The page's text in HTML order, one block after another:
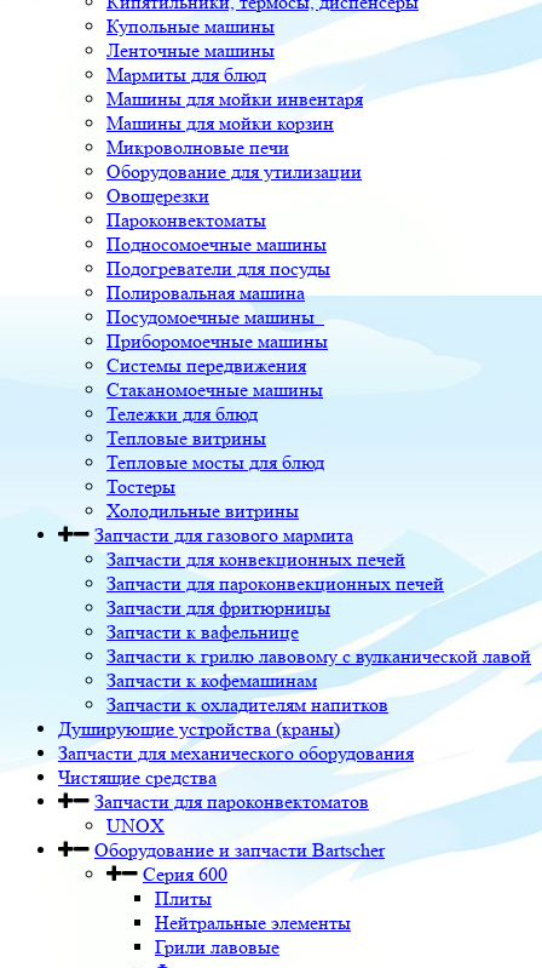
Купольные машины
Ленточные машины
Мармиты для блюд
Машины для мойки инвентаря
Машины для мойки корзин
Микроволновые печи
Оборудование для утилизации
Овощерезки
Пароконвектоматы
Подносомоечные машины
Подогреватели для посуды
Полировальная машина
Посудомоечные машины
Приборомоечные машины
Системы передвижения
Стаканомоечные машины
Тележки для блюд
Тепловые витрины
Тепловые мосты для блюд
Тостеры
Холодильные витрины
Запчасти для газового мармита
Запчасти для конвекционных печей
Запчасти для пароконвекционных печей
Запчасти для фритюрницы
Запчасти к вафельнице
Запчасти к грилю лавовому с вулканической лавой
Запчасти к кофемашинам
Запчасти к охладителям напитков
Душирующие устройства (краны)
Запчасти для механического оборудования
Чистящие средства
Запчасти для пароконвектоматов
UNOX
Оборудование и запчасти Bartscher
Серия 600
Плиты
Нейтральные элементы
Грили лавовые